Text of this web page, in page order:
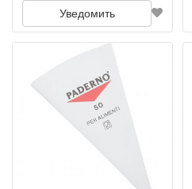
Уведомить